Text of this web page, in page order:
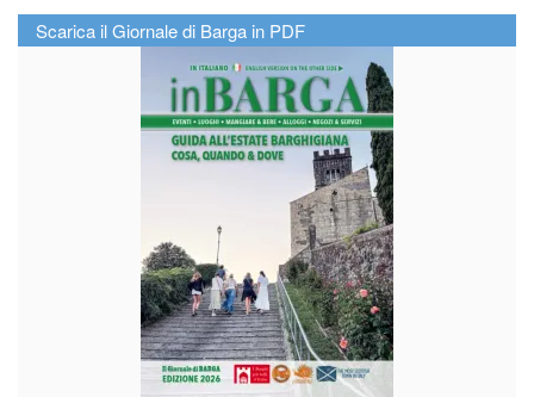
Scarica il Giornale di Barga in PDF